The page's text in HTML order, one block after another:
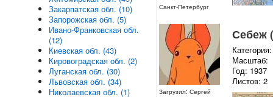
Санкт-Петербург
Загрузил: Сергей
Себеж
Масштаб:
Год: 1937
Листов: 2
Закарпатская обл. (10)
Запорожская обл. (5)
Ивано-Франковская обл.
(12)
Киевская обл. (43)
Кировоградская обл. (2)
Луганская обл. (30)
Львовская обл. (34)
Николаевская обл. (1)